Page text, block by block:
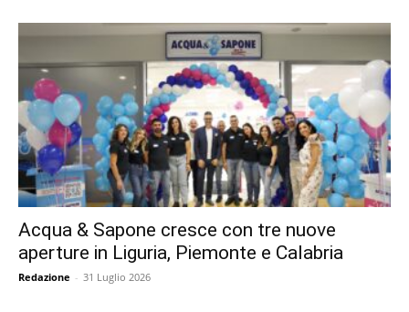
Acqua & Sapone cresce con tre nuove
aperture in Liguria, Piemonte e Calabria
Redazione - 31 Luglio 2026